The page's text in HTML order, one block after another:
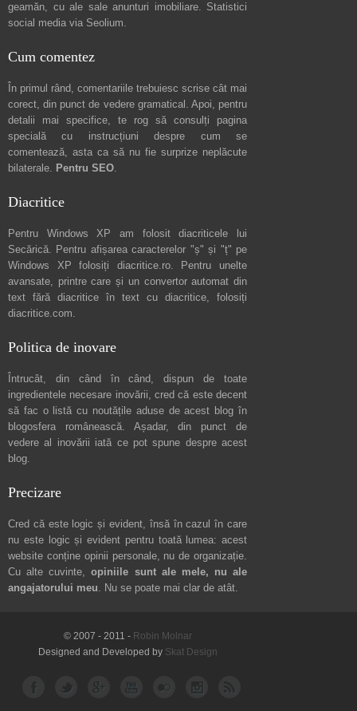
geamăn, cu ale sale anunturi imobiliare. Statistici
social media via Seolium.
Cum comentez
În primul rând, comentariile trebuiesc scrise cât mai
corect, din punct de vedere gramatical. Apoi, pentru
detalii mai specifice, te rog să consulți pagina
specială cu instrucțiuni despre cum se
comentează, asta ca să nu fie surprize neplăcute
bilaterale. Pentru SEO.
Diacritice
Pentru Windows XP am folosit diacriticele lui
Secărică. Pentru afișarea caracterelor "ș" și "ț" pe
Windows XP folosiți diacritice.ro. Pentru unelte
avansate, printre care și un convertor automat din
text fără diacritice în text cu diacritice, folosiți
diacritice.com.
Politica de inovare
Întrucât, din când în când, dispun de toate
ingredientele necesare inovării, cred că este decent
să fac o listă cu noutățile aduse de acest blog în
blogosfera românească. Așadar, din punct de
vedere al inovării iată ce pot spune despre acest
blog.
Precizare
Cred că este logic și evident, însă în cazul în care
nu este logic și evident pentru toată lumea: acest
website conține opinii personale, nu de organizație.
Cu alte cuvinte,opiniile sunt ale mele, nu ale
angajatorului meu. Nu se poate mai clar de atât.
© 2007 - 2011 - Robin Molnar
Designed and Developed by Skat Design